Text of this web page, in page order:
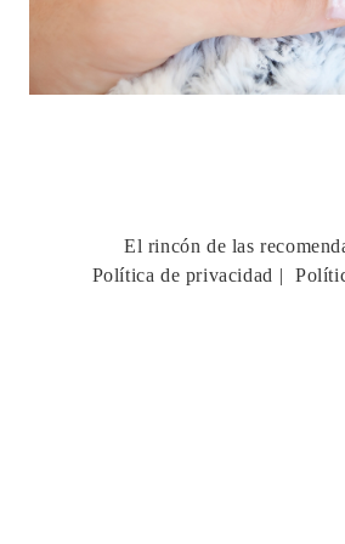
El rincón de las
Política de privacidad